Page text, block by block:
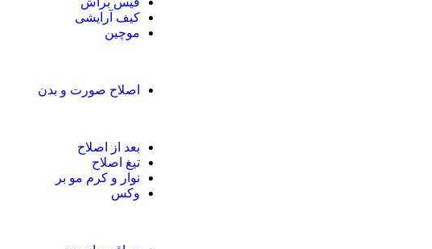
کیف آرایشی
موچین
اصلاح صورت و بدن
بعد از اصلاح
تیغ اصلاح
نوار و کرم مو بر
وکس